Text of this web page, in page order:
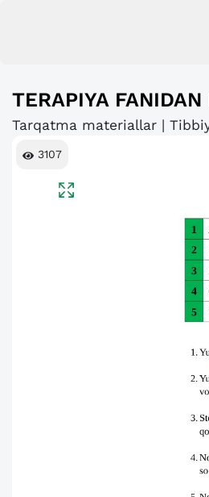
TERAPIYA FANIDAN
Tarqatma materiallar |
3107